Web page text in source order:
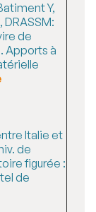
Y,
de
Apports à
Italie et
de
figurée :
de